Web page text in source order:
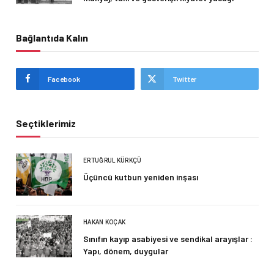
Bağlantıda Kalın
Facebook Twitter
Seçtiklerimiz
ERTUĞRUL KÜRKÇÜ
Üçüncü kutbun yeniden inşası
HAKAN KOÇAK
Sınıfın kayıp asabiyesi ve sendikal arayışlar :
Yapı, dönem, duygular